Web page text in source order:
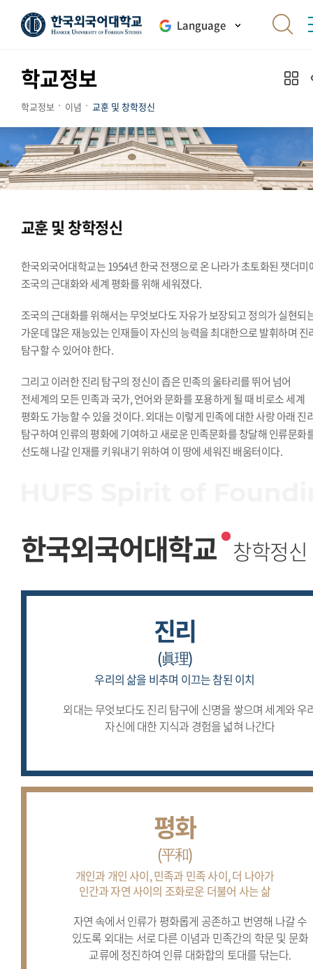
Language
학교정보
학교정보 이념 교훈 및 창학정신
교훈 및 창학정신
한국외국어대학교는 1954년 한국 전쟁으로 온 나라가 초토화된 잿더미
조국의 근대화와 세계 평화를 위해 세워졌다.
조국의 근대화를 위해서는 무엇보다도 자유가 보장되고 정의가 실현되
가운데 많은 재능있는 인재들이 자신의 능력을 최대한으로 발휘하며 진
탐구할 수 있어야 한다.
그리고 이러한 진리 탐구의 정신이 좁은 민족의 울타리를 뛰어 넘어
전세계의 모든 민족과 국가, 언어와 문화를 포용하게 될 때 비로소 세계
평화도 가능할 수 있을 것이다. 외대는 이렇게 민족에 대한 사랑 아래 진
탐구하여 인류의 평화에 기여하고 새로운 민족문화를 창달해 인류문화
선도해 나갈 인재를 키워내기 위하여 이 땅에 세워진 배움터이다.
한국외국어대학교 창학정신
진리
(眞理)
우리의 삶을 비추며 이끄는참된 이치
외대는 무엇보다도 진리 탐구에 신명을 쌓으며 세계와 우
자신에 대한 지식과 경험을 넓혀 나간다
평화
(平和)
개인과 개인 사이,민족과 민족 사이,더 나아가
인간과 자연 사이의 조화로운 더불어 사는 삶
자연 속에서 인류가 평화롭게 공존하고 번영해 나갈 수
있도록 외대는 서로 다른 이념과 민족간의 학문 및 문화
교류에 정진하여 인류 대화합의 토대를 닦는다.